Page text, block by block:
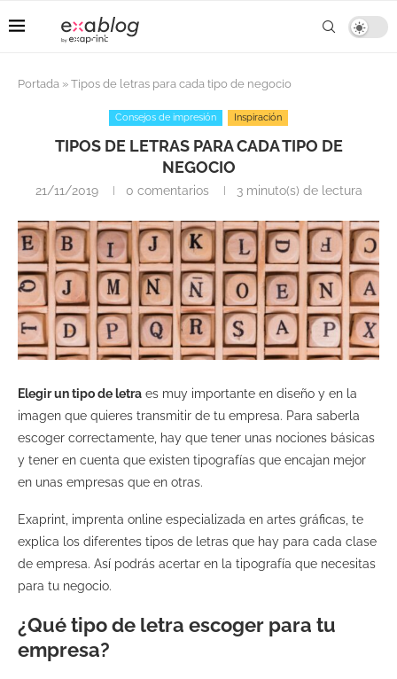
Portada » Tipos de letras para cada tipo de negocio
Consejos de impresión Inspiración
TIPOS DE LETRAS PARA CADA TIPO DE
NEGOCIO
21/11/2019 0 comentarios 3 minuto(s) de lectura
Elegir un tipo de letra es muy importante en diseño y en la
imagen que quieres transmitir de tu empresa. Para saberla
escoger correctamente, hay que tener unas nociones básicas
y tener en cuenta que existen tipografías que encajan mejor
en unas empresas que en otras.
Exaprint, imprenta online especializada en artes gráficas, te
explica los diferentes tipos de letras que hay para cada clase
de empresa. Así podrás acertar en la tipografía que necesitas
para tu negocio.
¿Qué tipo de letra escoger para tu
empresa?